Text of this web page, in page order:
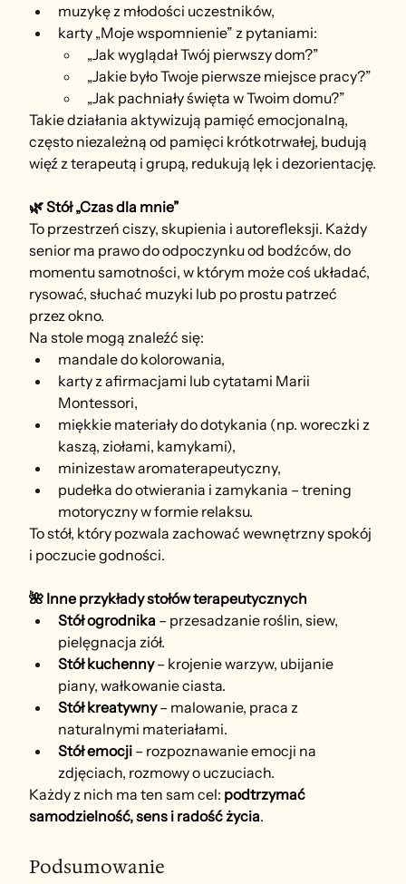
muzykę z młodości uczestników,
karty „Moje wspomnienie” z pytaniami:
„Jak wyglądał Twój pierwszy dom?”
„Jakie było Twoje pierwsze miejsce pracy?”
„Jak pachniały święta w Twoim domu?”
Takie działania aktywizują pamięć emocjonalną,
często niezależną od pamięci krótkotrwałej, budują
więź z terapeutą i grupą, redukują lęk i dezorientację.
🌿 Stół „Czas dla mnie”
To przestrzeń ciszy, skupienia i autorefleksji. Każdy
senior ma prawo do odpoczynku od bodźców, do
momentu samotności, w którym może coś układać,
rysować, słuchać muzyki lub po prostu patrzeć
przez okno.
Na stole mogą znaleźć się:
mandale do kolorowania,
karty z afirmacjami lub cytatami Marii
Montessori,
miękkie materiały do dotykania (np. woreczki z
kaszą, ziołami, kamykami),
minizestaw aromaterapeutyczny,
pudełka do otwierania i zamykania – trening
motoryczny w formie relaksu.
To stół, który pozwala zachować wewnętrzny spokój
i poczucie godności.
🌺 Inne przykłady stołów terapeutycznych
Stół ogrodnika – przesadzanie roślin, siew,
pielęgnacja ziół.
Stół kuchenny – krojenie warzyw, ubijanie
piany, wałkowanie ciasta.
Stół kreatywny – malowanie, praca z
naturalnymi materiałami.
Stół emocji – rozpoznawanie emocji na
zdjęciach, rozmowy o uczuciach.
Każdy z nich ma ten sam cel: podtrzymać
samodzielność, sens i radość życia.
Podsumowanie